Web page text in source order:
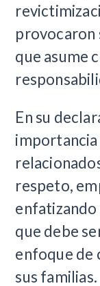
provocaron
que asume
En su
respeto,
enfatizando
que debe
enfoque de
sus familias.